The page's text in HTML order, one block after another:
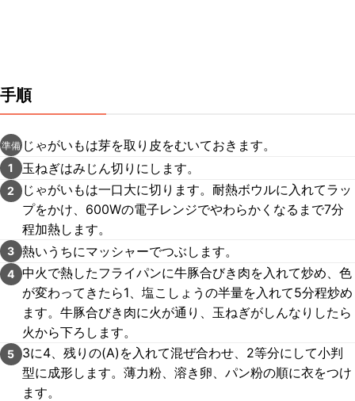
手順
準備 じゃがいもは芽を取り皮をむいておきます。
1 玉ねぎはみじん切りにします。
2
じゃがいもは一口大に切ります。耐熱ボウルに入れてラッ
プをかけ、600Wの電子レンジでやわらかくなるまで7分
程加熱します。
3 熱いうちにマッシャーでつぶします。
4 中火で熱したフライパンに牛豚合びき肉を入れて炒め、色
が変わってきたら1、塩こしょうの半量を入れて5分程炒め
ます。牛豚合びき肉に火が通り、玉ねぎがしんなりしたら
火から下ろします。
5
3に4、残りの(A)を入れて混ぜ合わせ、2等分にして小判
型に成形します。薄力粉、溶き卵、パン粉の順に衣をつけ
ます。